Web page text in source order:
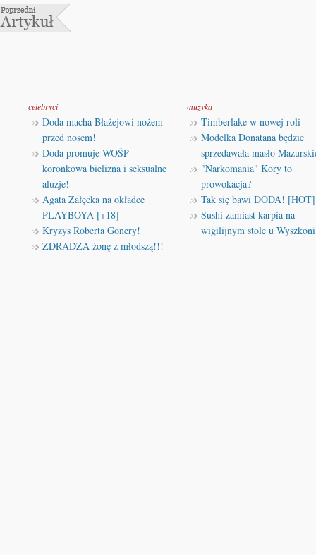
celebryci
Doda macha Błażejowi nożem
przed nosem!
Doda promuje WOŚP-
koronkowa bielizna i seksualne
aluzje!
Agata Załęcka na okładce
PLAYBOYA [+18]
Kryzys Roberta Gonery!
ZDRADZA żonę z młodszą!!!
muzyka
Timberlake w nowej roli
Modelka Donatana będzie
sprzedawała masło
"Narkomania" Kory to
prowokacja?
Tak się bawi DODA! [HOT]
Sushi zamiast karpia na
wigilijnym stole u